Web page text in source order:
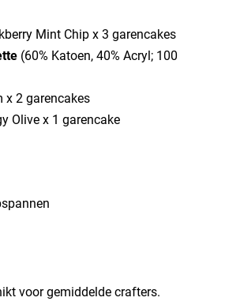
Mint Chip x 3 garencakes
(60% Katoen, 40% Acryl; 100
x 2 garencakes
Olive x 1 garencake
voor gemiddelde crafters.